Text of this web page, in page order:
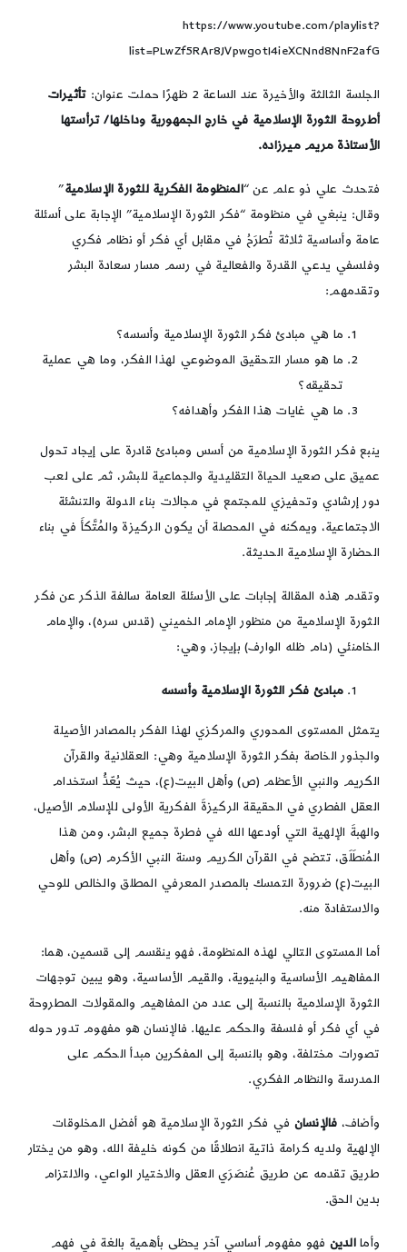
أعمال
المؤتمر
الخامس
والاجتهاد
الفكري
https://www.youtube.com/playlist?
list=PLwZf5RAr8JVpwgotI4ieXCNnd8NnF2afG
الجلسة الثالثة والأخيرة عند الساعة 2 ظهرًا حملت عنوان:
تأثيرات
أطروحة الثورة الإسلامية في خارج الجمهورية وداخلها/ ترأستها
الأستاذة مريم ميرزاده.
فتحدث علي ذو علم عن “المنظومة الفكرية للثورة الإسلامية”
وقال: ينبغي في منظومة “فكر الثورة الإسلامية” الإجابة على أسئلة
عامة وأساسية ثلاثة تُطرَحُ في مقابل أي فكر أو نظام فكري
وفلسفي يدعي القدرة والفعالية في رسم مسار سعادة البشر
وتقدمهم:
ما هي مبادئ فكر الثورة الإسلامية وأسسه؟
ما هو مسار التحقيق الموضوعي لهذا الفكر، وما هي عملية
تحقيقه؟
ما هي غايات هذا الفكر وأهدافه؟
ينبع فكر الثورة الإسلامية من أسس ومبادئ قادرة على إيجاد تحول
عميق على صعيد الحياة التقليدية والجماعية للبشر، ثم على لعب
دور إرشادي وتحفيزي للمجتمع في مجالات بناء الدولة والتنشئة
الاجتماعية، ويمكنه في المحصلة أن يكون الركيزة والمُتَّكأَ في بناء
الحضارة الإسلامية الحديثة.
وتقدم هذه المقالة إجابات على الأسئلة العامة سالفة الذكر عن فكر
الثورة الإسلامية من منظور الإمام الخميني (قدس سره)، والإمام
الخامنئي (دام ظله الوارف) بإيجاز، وهي:
مبادئ فكر الثورة الإسلامية وأسسه
يتمثل المستوى المحوري والمركزي لهذا الفكر بالمصادر الأصيلة
والجذور الخاصة بفكر الثورة الإسلامية وهي: العقلانية والقرآن
الكريم والنبي الأعظم (ص) وأهل البيت(ع)، حيث يُعّدُّ استخدام
العقل الفطري في الحقيقة الركيزةَ الفكرية الأولى للإسلام الأصيل،
والهبةَ الإلهية التي أودعها الله في فطرة جميع البشر، ومن هذا
المُنطَلَق، تتضح في القرآن الكريم وسنة النبي الأكرم (ص) وأهل
البيت(ع) ضرورة التمسك بالمصدر المعرفي المطلق والخالص للوحي
والاستفادة منه.
أما المستوى التالي لهذه المنظومة، فهو ينقسم إلى قسمين، هما:
المفاهيم الأساسية والبنيوية، والقيم الأساسية، وهو يبين توجهات
الثورة الإسلامية بالنسبة إلى عدد من المفاهيم والمقولات المطروحة
في أي فكر أو فلسفة والحكم عليها. فالإنسان هو مفهوم تدور حوله
تصورات مختلفة، وهو بالنسبة إلى المفكرين مبدأ الحكم على
المدرسة والنظام الفكري.
وأضاف، فالإنسان في فكر الثورة الإسلامية هو أفضل المخلوقات
الإلهية ولديه كرامة ذاتية انطلاقًا من كونه خليفة الله، وهو من يختار
طريق تقدمه عن طريق عُنصَرَي العقل والاختيار الواعي، والالتزام
بدين الحق.
وأماالدين فهو مفهوم أساسي آخر يحظى بأهمية بالغة في فهم